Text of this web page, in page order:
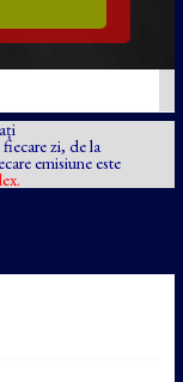
zi, de la
emisiune este